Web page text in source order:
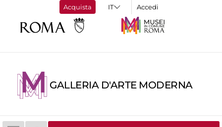
Acquista Accedi
GALLERIA D'ARTE MODERNA